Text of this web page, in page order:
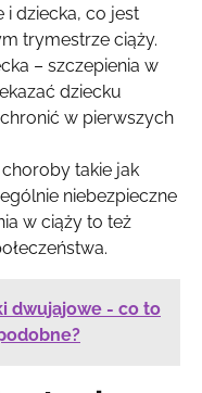
i dziecka, co jest
trymestrze ciąży.
– szczepienia w
dziecku
w pierwszych
takie jak
niebezpieczne
w ciąży to też
dwujajowe - co to